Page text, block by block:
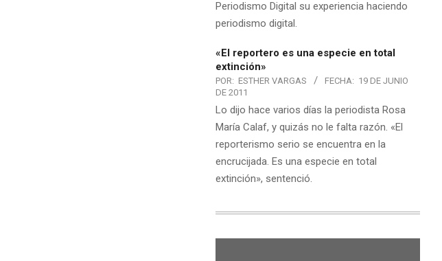
Periodismo Digital su experiencia haciendo
periodismo digital.
«El reportero es una especie en total
extinción»
POR: ESTHER VARGAS FECHA: 19 DE JUNIO
DE 2011
Lo dijo hace varios días la periodista Rosa
María Calaf, y quizás no le falta razón. «El
reporterismo serio se encuentra en la
encrucijada. Es una especie en total
extinción», sentenció.